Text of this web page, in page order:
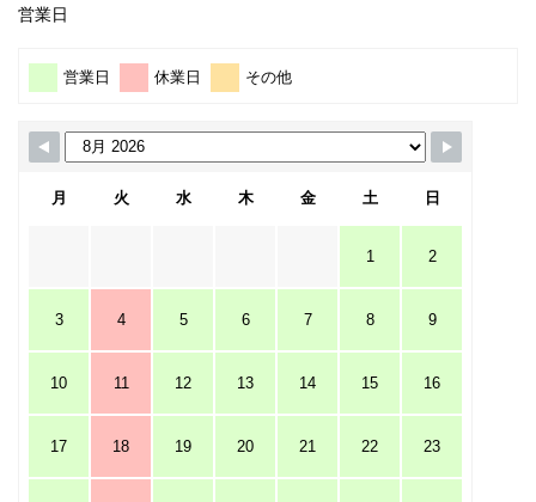
営業日
営業日 休業日 その他
月 火 水 木 金 土 日
1 2
3 4 5 6 7 8 9
10 11 12 13 14 15 16
17 18 19 20 21 22 23